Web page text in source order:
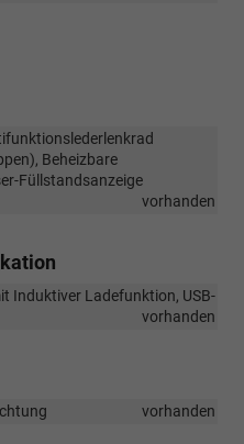
Beheizbare
Füllstandsanzeige
vorhanden
Induktiver Ladefunktion, USB-
vorhanden
vorhanden